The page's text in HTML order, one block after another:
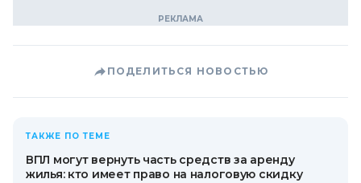
ПОДЕЛИТЬСЯ НОВОСТЬЮ
ТАКЖЕ ПО ТЕМЕ
ВПЛ могут вернуть часть средств за аренду
жилья: кто имеет право на налоговую скидку